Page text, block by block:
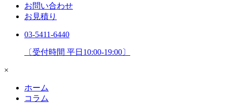
お問い合わせ
お見積り
03-5411-6440
〔受付時間 平日10:00-19:00〕
×
ホーム
コラム